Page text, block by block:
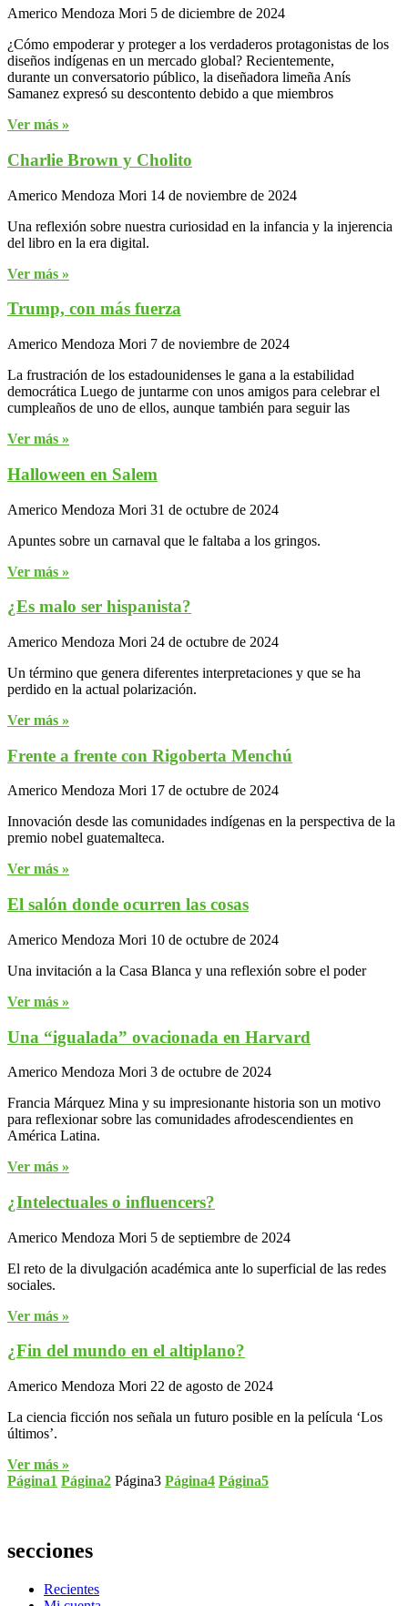
Americo Mendoza Mori 5 de diciembre de 2024
¿Cómo empoderar y proteger a los verdaderos protagonistas de los
diseños indígenas en un mercado global? Recientemente,
durante un conversatorio público, la diseñadora limeña Anís
Samanez expresó su descontento debido a que miembros
Ver más »
Charlie Brown y Cholito
Americo Mendoza Mori 14 de noviembre de 2024
Una reflexión sobre nuestra curiosidad en la infancia y la injerencia
del libro en la era digital.
Ver más »
Trump, con más fuerza
Americo Mendoza Mori 7 de noviembre de 2024
La frustración de los estadounidenses le gana a la estabilidad
democrática Luego de juntarme con unos amigos para celebrar el
cumpleaños de uno de ellos, aunque también para seguir las
Ver más »
Halloween en Salem
Americo Mendoza Mori 31 de octubre de 2024
Apuntes sobre un carnaval que le faltaba a los gringos.
Ver más »
¿Es malo ser hispanista?
Americo Mendoza Mori 24 de octubre de 2024
Un término que genera diferentes interpretaciones y que se ha
perdido en la actual polarización.
Ver más »
Frente a frente con Rigoberta Menchú
Americo Mendoza Mori 17 de octubre de 2024
Innovación desde las comunidades indígenas en la perspectiva de la
premio nobel guatemalteca.
Ver más »
El salón donde ocurren las cosas
Americo Mendoza Mori 10 de octubre de 2024
Una invitación a la Casa Blanca y una reflexión sobre el poder
Ver más »
Una “igualada” ovacionada en Harvard
Americo Mendoza Mori 3 de octubre de 2024
Francia Márquez Mina y su impresionante historia son un motivo
para reflexionar sobre las comunidades afrodescendientes en
América Latina.
Ver más »
¿Intelectuales o influencers?
Americo Mendoza Mori 5 de septiembre de 2024
El reto de la divulgación académica ante lo superficial de las redes
sociales.
Ver más »
¿Fin del mundo en el altiplano?
Americo Mendoza Mori 22 de agosto de 2024
La ciencia ficción nos señala un futuro posible en la película ‘Los
últimos’.
Ver más »
Página1 Página2 Página3 Página4 Página5
secciones
Recientes